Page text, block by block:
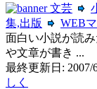
文芸
集,出版
WEB
面白い小説が読
や文章が書き ...
最終更新日:
しく